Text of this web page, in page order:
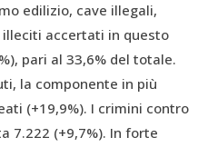
edilizio, cave illegali,
accertati in questo
pari al 33,6% del totale.
la componente in più
(+19,9%). I crimini contro
7.222 (+9,7%). In forte